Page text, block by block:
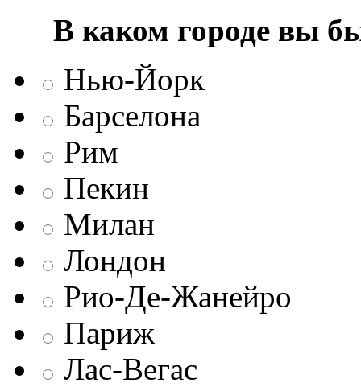
В каком городе вы
Нью-Йорк
Барселона
Рим
Пекин
Милан
Лондон
Рио-Де-Жанейро
Париж
Лас-Вегас